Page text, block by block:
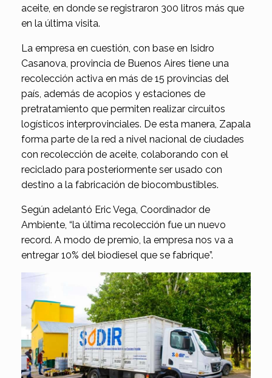
aceite, en donde se registraron 300 litros más que
en la última visita.
La empresa en cuestión, con base en Isidro
Casanova, provincia de Buenos Aires tiene una
recolección activa en más de 15 provincias del
país, además de acopios y estaciones de
pretratamiento que permiten realizar circuitos
logísticos interprovinciales. De esta manera, Zapala
forma parte de la red a nivel nacional de ciudades
con recolección de aceite, colaborando con el
reciclado para posteriormente ser usado con
destino a la fabricación de biocombustibles.
Según adelantó Eric Vega, Coordinador de
Ambiente, “la última recolección fue un nuevo
record. A modo de premio, la empresa nos va a
entregar 10% del biodiesel que se fabrique”.